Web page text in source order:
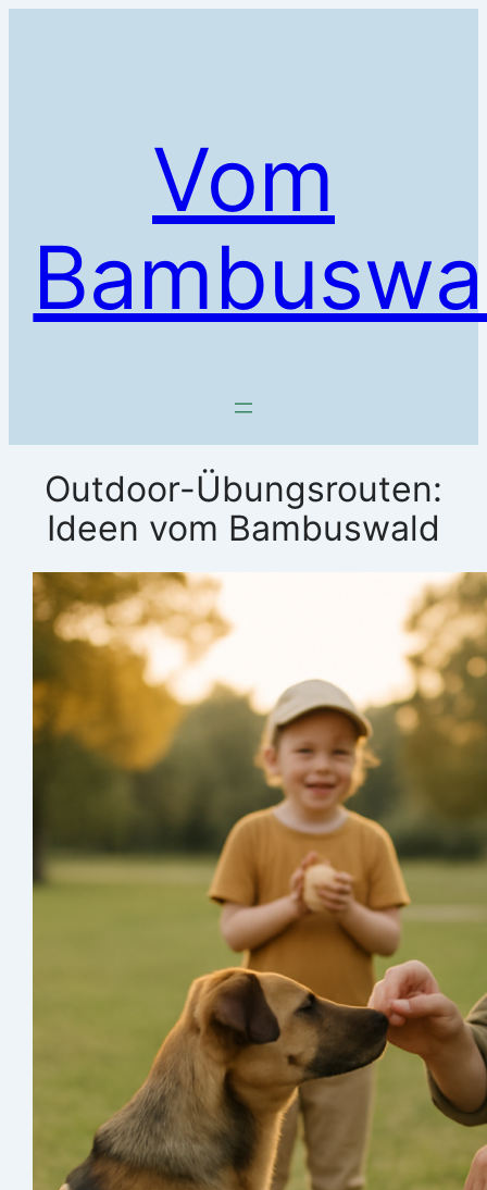
Vom
Outdoor-Übungsrouten:
Ideen vom Bambuswald